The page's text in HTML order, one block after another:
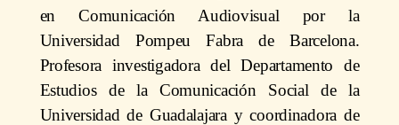
en Comunicación Audiovisual por la
Universidad Pompeu Fabra de Barcelona.
Profesora investigadora del Departamento de
Estudios de la Comunicación Social de la
Universidad de Guadalajara y coordinadora de